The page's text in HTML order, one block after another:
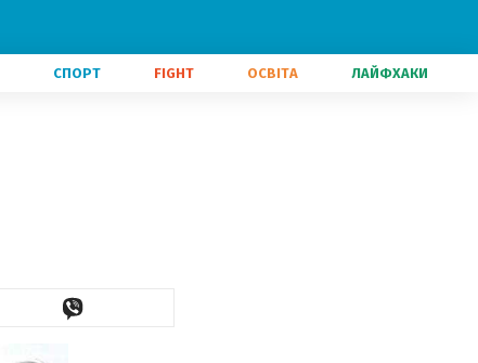
СПОРТ FIGHT ОСВІТА ЛАЙФХАКИ